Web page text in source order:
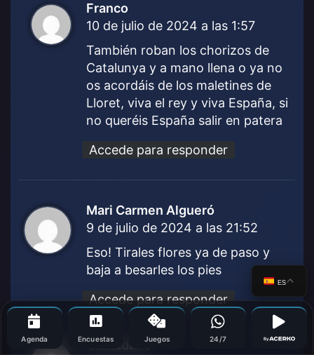
Franco
i
10 de julio de 2024 a las 1:57
También roban los chorizos de
Catalunya y a mano llena o ya no
os acordáis de los maletines de
Lloret, viva el rey y viva España, si
no queréis España salir en patera
Accede para responder
Mari Carmen Algueró
i
c
9 de julio de 2024 a las 21:52
Eso! Tirales flores ya de paso y
baja a besarles los pies
Accede para responder
Ciudadanod
ES
Agenda Encuestas Juegos 24/7 By